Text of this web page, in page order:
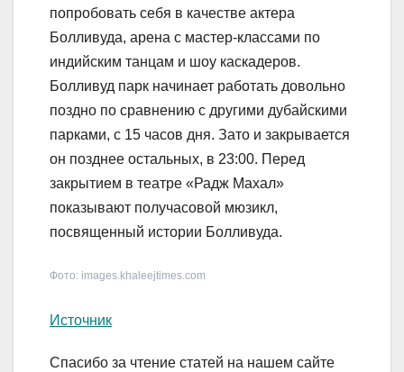
попробовать себя в качестве актера
Болливуда, арена с мастер-классами по
индийским танцам и шоу каскадеров.
Болливуд парк начинает работать довольно
поздно по сравнению с другими дубайскими
парками, с 15 часов дня. Зато и закрывается
он позднее остальных, в 23:00. Перед
закрытием в театре «Радж Махал»
показывают получасовой мюзикл,
посвященный истории Болливуда.
Фото: images.khaleejtimes.com
Источник
Спасибо за чтение статей на нашем сайте